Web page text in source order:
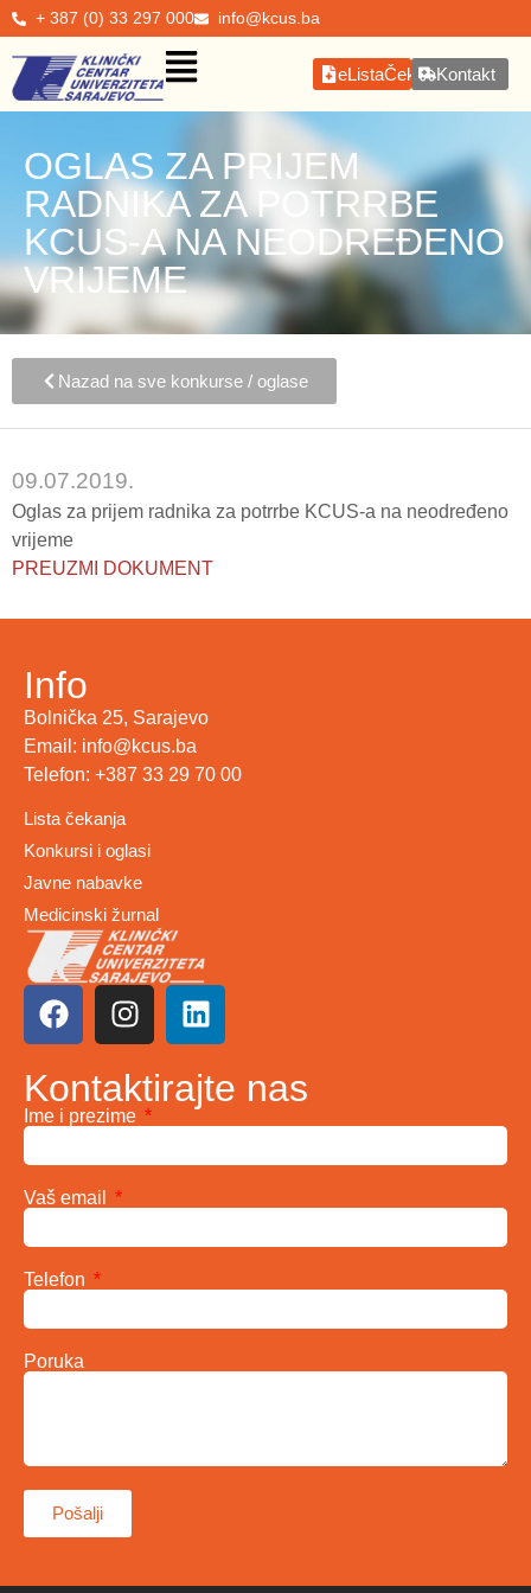
+ 387 (0) 33 297 000 info@kcus.ba
eListaČekanjaKontakt
OGLAS ZA PRIJEM
RADNIKA ZA POTRRBE
KCUS-A NA NEODREĐENO
VRIJEME
Nazad na sve konkurse / oglase
09.07.2019.
Oglas za prijem radnika za potrrbe KCUS-a na neodređeno
vrijeme
PREUZMI DOKUMENT
Info
Bolnička 25, Sarajevo
Email: info@kcus.ba
Telefon: +387 33 29 70 00
Lista čekanja
Konkursi i oglasi
Javne nabavke
Medicinski žurnal
Kontaktirajte nas
Ime i prezime
Vaš email
Telefon
Poruka
Pošalji